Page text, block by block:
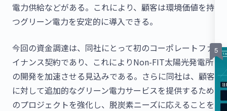
電力供給などがある。これにより、顧客は環境価値を持
つグリーン電力を安定的に導入できる。
今回の資金調達は、同社にとって初のコーポレートファ
イナンス契約であり、これによりNon-FIT太陽光発電所
の開発を加速させる見込みである。さらに同社は、顧客
に対して追加的なグリーン電力サービスを提供するため
のプロジェクトを強化し、脱炭素ニーズに応えることを